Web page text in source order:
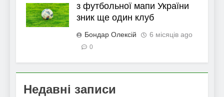
з футбольної мапи України
зник ще один клуб
Бондар Олексій 6 місяців ago
0
Недавні записи